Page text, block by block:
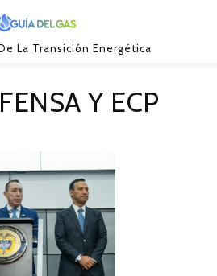
La Transición Energética
Y ECP